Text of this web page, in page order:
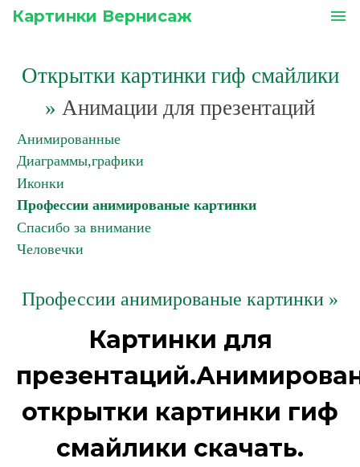
Картинки Вернисаж menu
Открытки картинки гиф смайлики
» Анимации для презентаций
Анимированные
Диаграммы,графики
Иконки
Профессии анимированые картинки
Спасибо за внимание
Человечки
Профессии анимированые картинки »
Картинки для
открытки картинки гиф
смайлики скачать.